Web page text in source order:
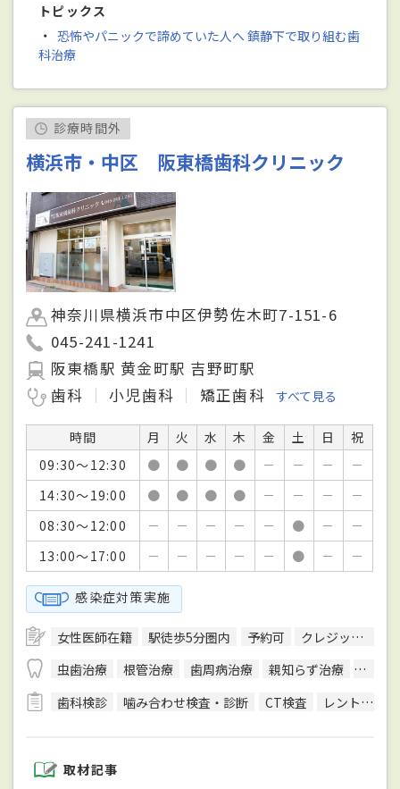
トピックス
・ 恐怖やパニックで諦めていた人へ 鎮静下で取り組む歯
科治療
診療時間外
横浜市・中区 阪東橋歯科クリニック
神奈川県横浜市中区伊勢佐木町7-151-6
045-241-1241
阪東橋駅 黄金町駅 吉野町駅
歯科
小児歯科 矯正歯科 すべて見る
時間 月 火 水 木 金 土 日
祝
09:30～12:30
● ● ● ● － － －
－
14:30～19:00
● ● ● ● － － －
－
08:30～12:00
－ － － － － ● －
－
13:00～17:00
－ － － － － ● － －
感染症対策実施
女性医師在籍 駅徒歩5分圏内 予約可
クレジットカード対応
虫歯治療
根管治療 歯周病治療 親知らず治療
顎関
歯科検診
噛み合わせ検査・診断 CT検査 レントゲン検査
取材記事